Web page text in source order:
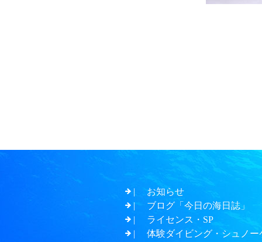
お知らせ
ブログ「今日の海日誌」
ライセンス・SP
体験ダイビング・シュノー